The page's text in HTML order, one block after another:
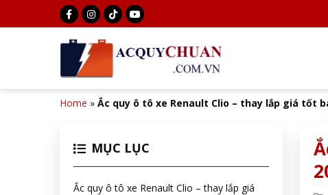
Home » Ắc quy ô tô xe Renault Clio – thay lắp giá tốt
MỤC LỤC
Ắc quy ô tô xe Renault Clio – thay lắp giá